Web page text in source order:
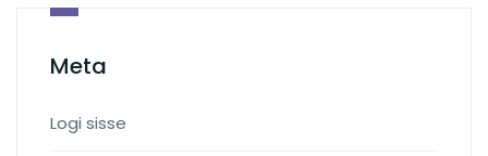
Meta
Logi sisse